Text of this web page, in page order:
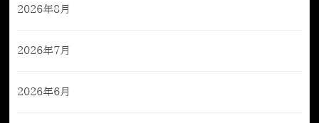
2026年8月
2026年7月
2026年6月